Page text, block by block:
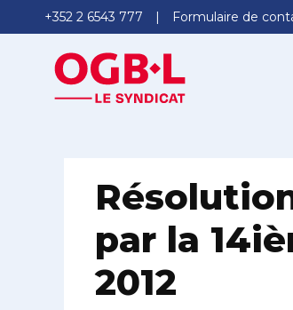
+352 2 6543 777 Formulaire de
par la
2012